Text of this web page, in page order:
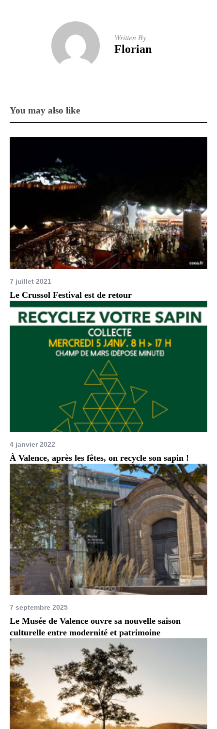
Written By
Florian
You may also like
7 juillet 2021
Le Crussol Festival est de retour
4 janvier 2022
À Valence, après les fêtes, on recycle son sapin !
7 septembre 2025
Le Musée de Valence ouvre sa nouvelle saison
culturelle entre modernité et patrimoine